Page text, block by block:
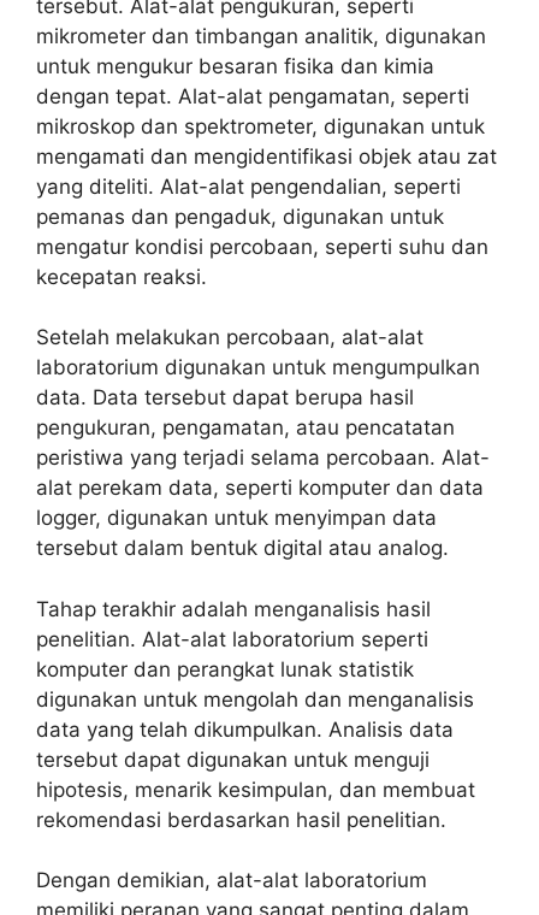
tersebut. Alat-alat pengukuran, seperti
mikrometer dan timbangan analitik, digunakan
untuk mengukur besaran fisika dan kimia
dengan tepat. Alat-alat pengamatan, seperti
mikroskop dan spektrometer, digunakan untuk
mengamati dan mengidentifikasi objek atau zat
yang diteliti. Alat-alat pengendalian, seperti
pemanas dan pengaduk, digunakan untuk
mengatur kondisi percobaan, seperti suhu dan
kecepatan reaksi.
Setelah melakukan percobaan, alat-alat
laboratorium digunakan untuk mengumpulkan
data. Data tersebut dapat berupa hasil
pengukuran, pengamatan, atau pencatatan
peristiwa yang terjadi selama percobaan. Alat-
alat perekam data, seperti komputer dan data
logger, digunakan untuk menyimpan data
tersebut dalam bentuk digital atau analog.
Tahap terakhir adalah menganalisis hasil
penelitian. Alat-alat laboratorium seperti
komputer dan perangkat lunak statistik
digunakan untuk mengolah dan menganalisis
data yang telah dikumpulkan. Analisis data
tersebut dapat digunakan untuk menguji
hipotesis, menarik kesimpulan, dan membuat
rekomendasi berdasarkan hasil penelitian.
Dengan demikian, alat-alat laboratorium
memiliki peranan yang sangat penting dalam